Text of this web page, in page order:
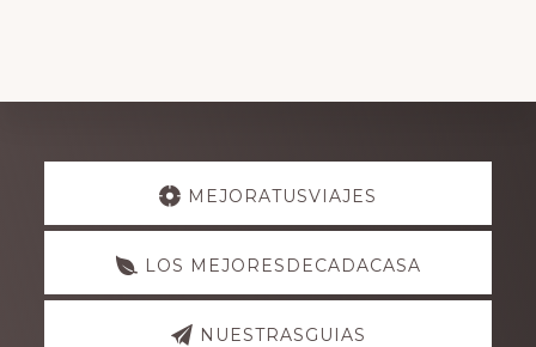
Explore
MEJORATUSVIAJES
LOS MEJORESDECADACASA
NUESTRASGUIAS